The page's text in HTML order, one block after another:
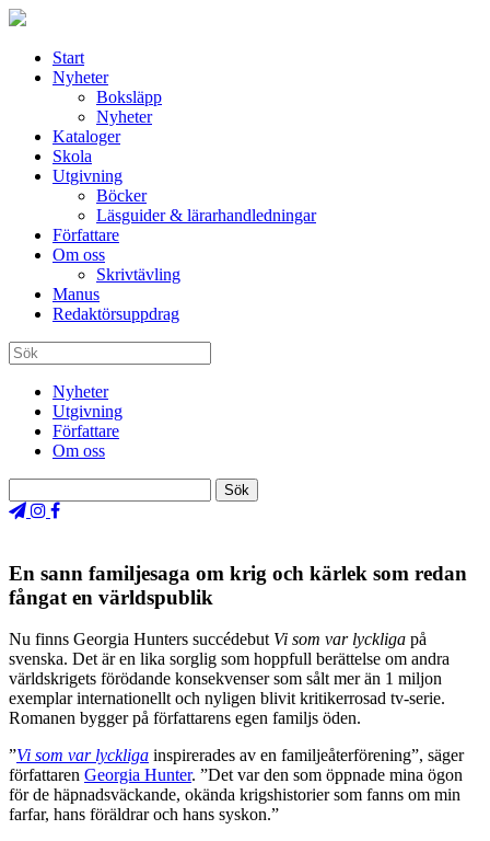
Start
Nyheter
Boksläpp
Nyheter
Kataloger
Skola
Utgivning
Böcker
Läsguider & lärarhandledningar
Författare
Om oss
Skrivtävling
Manus
Redaktörsuppdrag
Nyheter
Utgivning
Författare
Om oss
En sann familjesaga om krig och kärlek som redan
fångat en världspublik
Nu finns Georgia Hunters succédebut Vi som var lyckliga på
svenska. Det är en lika sorglig som hoppfull berättelse om andra
världskrigets förödande konsekvenser som sålt mer än 1 miljon
exemplar internationellt och nyligen blivit kritikerrosad tv-serie.
Romanen bygger på författarens egen familjs öden.
”Vi som var lyckliga inspirerades av en familjeåterförening”, säger
författaren Georgia Hunter. ”Det var den som öppnade mina ögon
för de häpnadsväckande, okända krigshistorier som fanns om min
farfar, hans föräldrar och hans syskon.”